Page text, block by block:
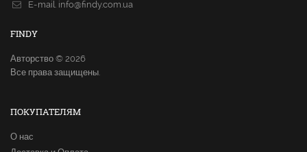
E-mail. info@findy.com.ua
FINDY
Авторство © 2026
Все права защищены.
ПОКУПАТЕЛЯМ
О нас